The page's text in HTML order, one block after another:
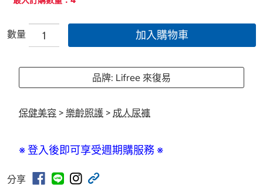
數量 加入購物車
品牌: Lifree 來復易
保健美容 > 樂齡照護 > 成人尿褲
※ 登入後即可享受週期購服務 ※
分享